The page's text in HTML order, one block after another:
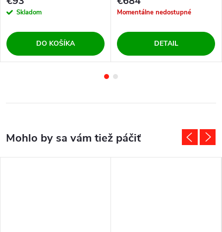
Skladom
DO KOŠÍKA
Momentálne nedostupné
DETAIL